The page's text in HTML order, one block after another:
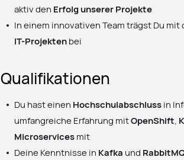
aktiv den Erfolg unserer Projekte
In einem innovativen Team trägst Du
IT-Projekten bei
Qualifikationen
Du hast einen Hochschulabschluss in
umfangreiche Erfahrung mitOpenShift
Microservices mit
Deine Kenntnisse in Kafka und